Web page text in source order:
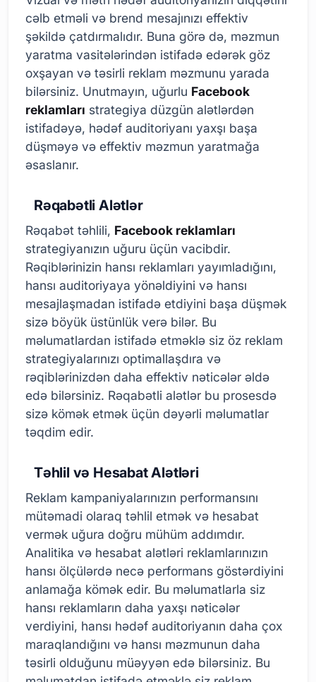
cəlb etməli və brend mesajınızı effektiv
şəkildə çatdırmalıdır. Buna görə də, məzmun
yaratma vasitələrindən istifadə edərək göz
oxşayan və təsirli reklam məzmunu yarada
bilərsiniz. Unutmayın, uğurlu Facebook
reklamları strategiya düzgün alətlərdən
istifadəyə, hədəf auditoriyanı yaxşı başa
düşməyə və effektiv məzmun yaratmağa
əsaslanır.
Rəqabətli Alətlər
Rəqabət təhlili, Facebook reklamları
strategiyanızın uğuru üçün vacibdir.
Rəqiblərinizin hansı reklamları yayımladığını,
hansı auditoriyaya yönəldiyini və hansı
mesajlaşmadan istifadə etdiyini başa düşmək
sizə böyük üstünlük verə bilər. Bu
məlumatlardan istifadə etməklə siz öz reklam
strategiyalarınızı optimallaşdıra və
rəqiblərinizdən daha effektiv nəticələr əldə
edə bilərsiniz. Rəqabətli alətlər bu prosesdə
sizə kömək etmək üçün dəyərli məlumatlar
təqdim edir.
Təhlil və Hesabat Alətləri
Reklam kampaniyalarınızın performansını
mütəmadi olaraq təhlil etmək və hesabat
vermək uğura doğru mühüm addımdır.
Analitika və hesabat alətləri reklamlarınızın
hansı ölçülərdə necə performans göstərdiyini
anlamağa kömək edir. Bu məlumatlarla siz
hansı reklamların daha yaxşı nəticələr
verdiyini, hansı hədəf auditoriyanın daha çox
maraqlandığını və hansı məzmunun daha
təsirli olduğunu müəyyən edə bilərsiniz. Bu